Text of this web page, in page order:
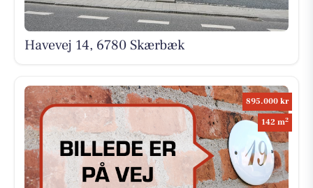
Havevej 14, 6780 Skærbæk
895.000 kr
142 m2